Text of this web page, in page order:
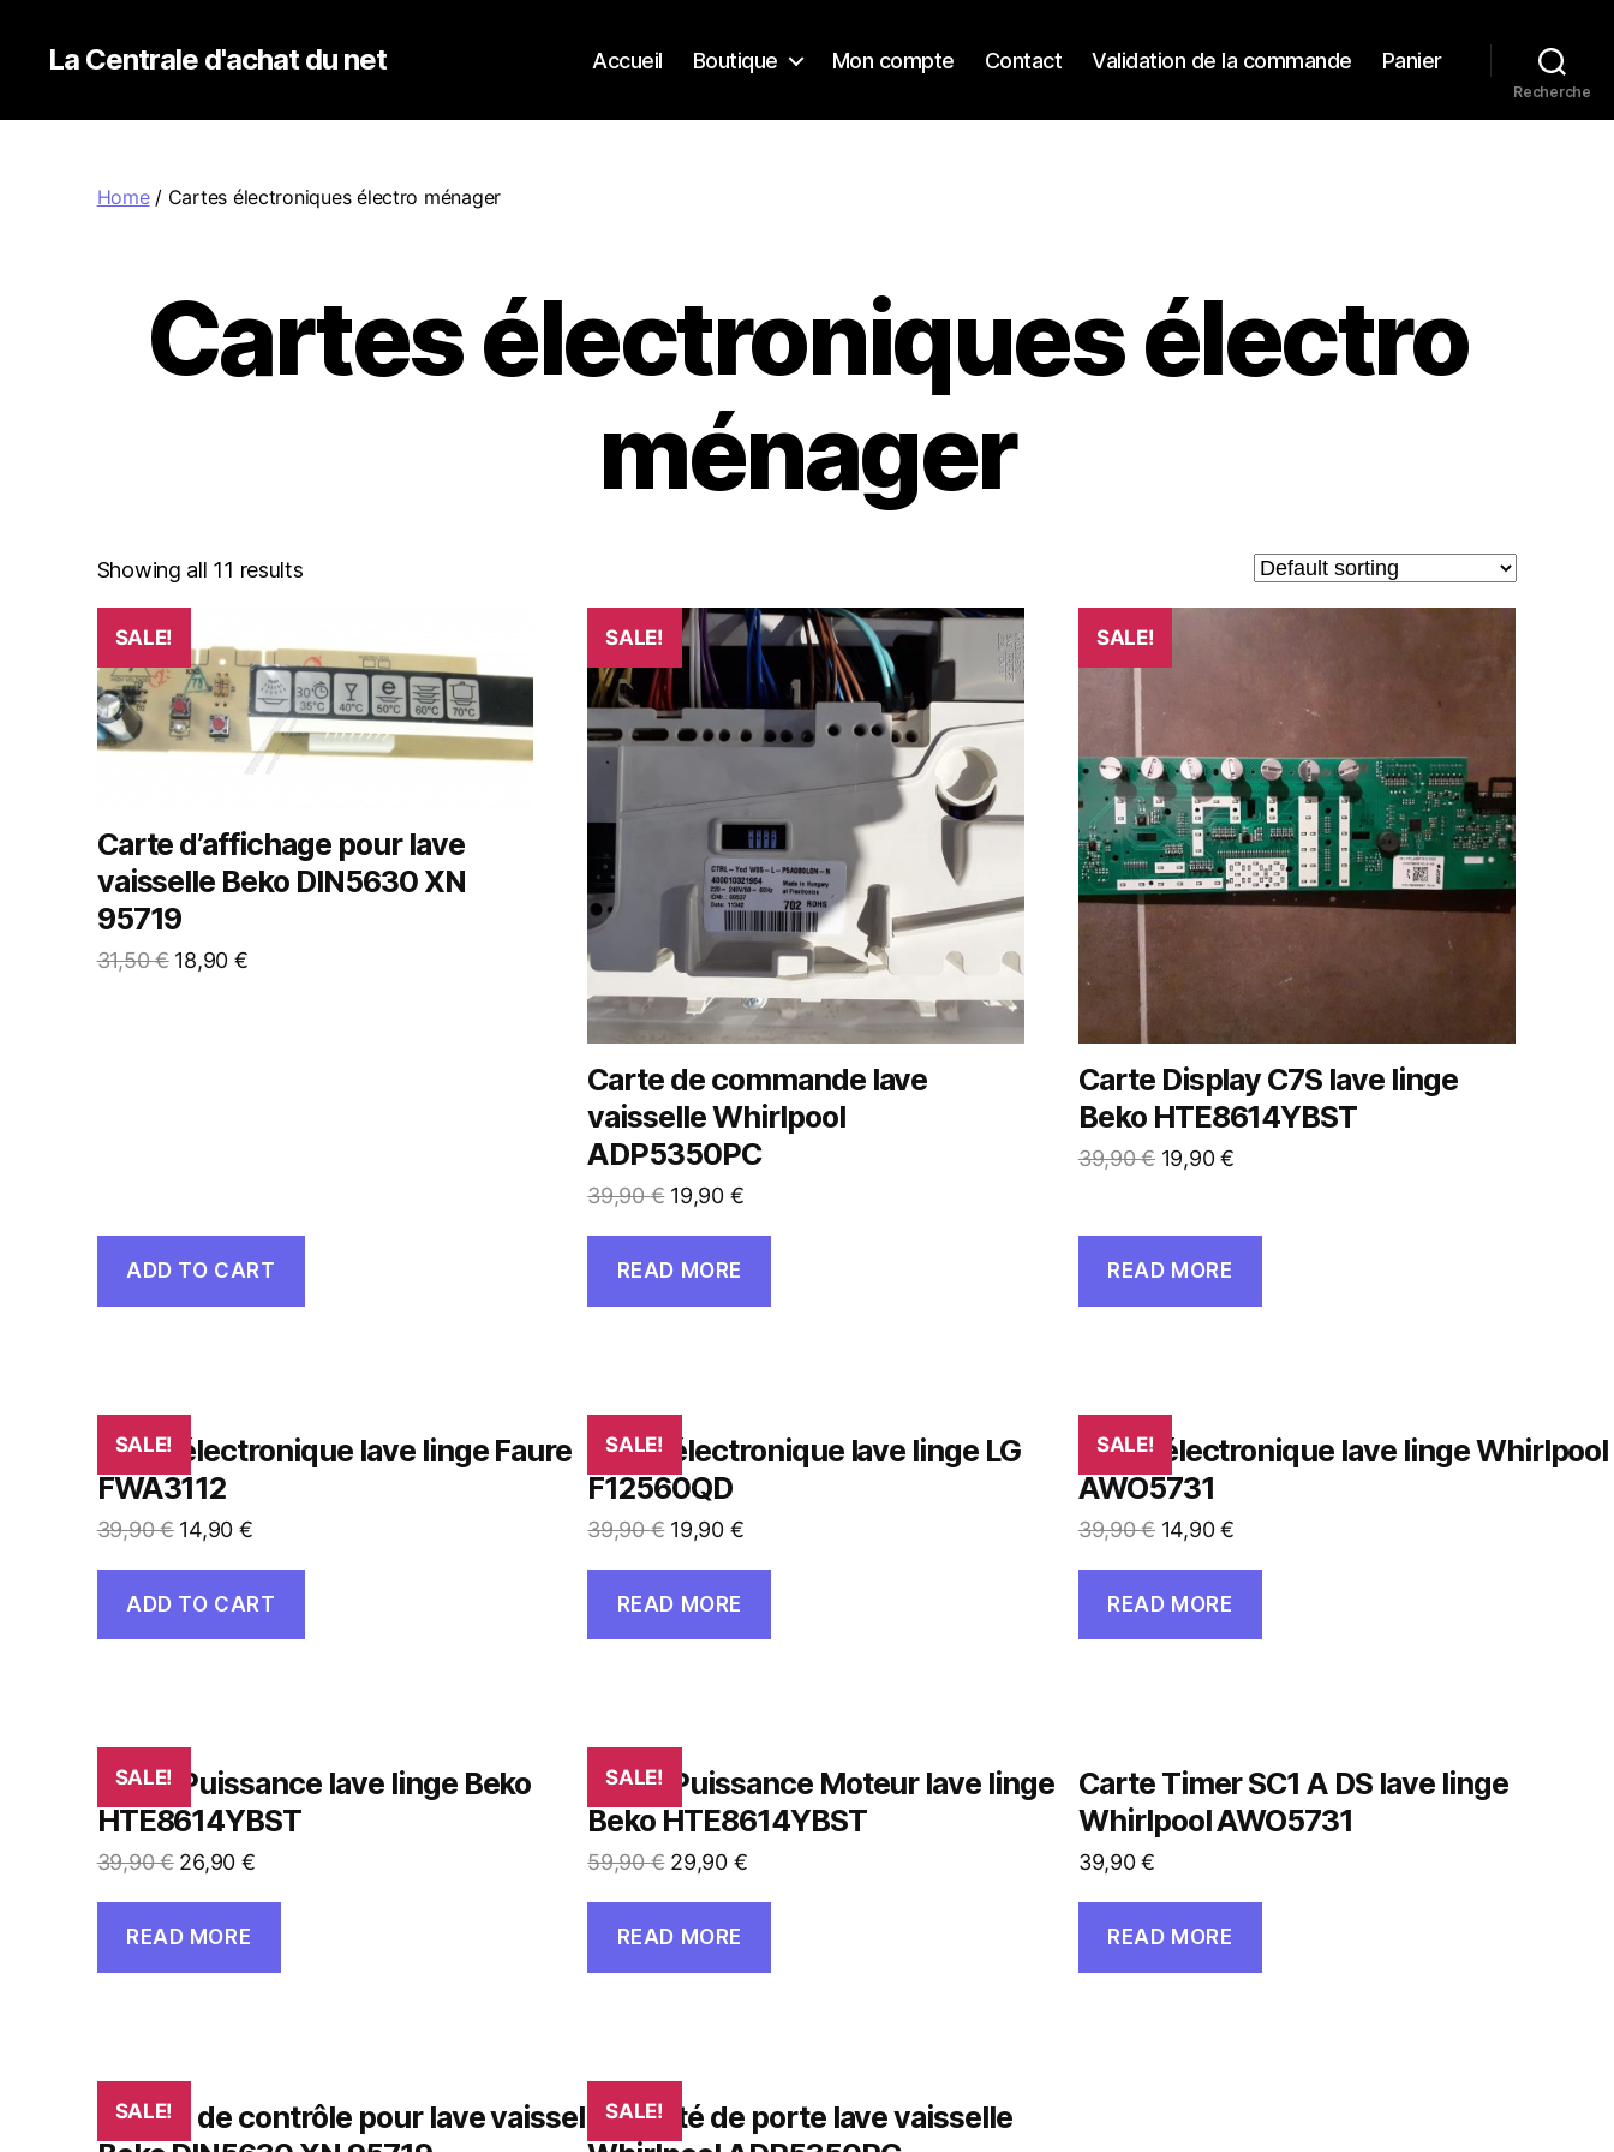
La Centrale d'achat du net Accueil Boutique Mon compte Contact Validation de la commande Panier
Recherche
Home/ Cartes électroniques électro ménager
Cartes électroniques électro
ménager
Showing all 11 results
SALE!
Carte d’affichage pour lave
vaisselle Beko DIN5630 XN
95719
31,50€ 18,90 €
ADD TO CART
SALE!
Carte de commande lave
vaisselle Whirlpool
ADP5350PC
39,90€ 19,90 €
READ MORE
SALE!
Carte Display C7S lave linge
Beko HTE8614YBST
39,90€ 19,90€
READ MORE
SALE!
Carte électronique lave linge Faure
FWA3112
39,90€ 14,90 €
ADD TO CART
SALE!
Carte électronique lave linge LG
F12560QD
39,90€ 19,90 €
READ MORE
SALE!
Carte électronique lave linge Whirlpool
AWO5731
39,90€ 14,90€
READ MORE
SALE!
Carte Puissance lave linge Beko
HTE8614YBST
39,90€ 26,90 €
READ MORE
SALE!
Carte Puissance Moteur lave linge
Beko HTE8614YBST
59,90€ 29,90 €
READ MORE
Carte Timer SC1 A DS lave linge
Whirlpool AWO5731
39,90€
READ MORE
SALE!
Platine de contrôle pour lave vaisselleSALE!
Sécurité de porte lave vaisselle